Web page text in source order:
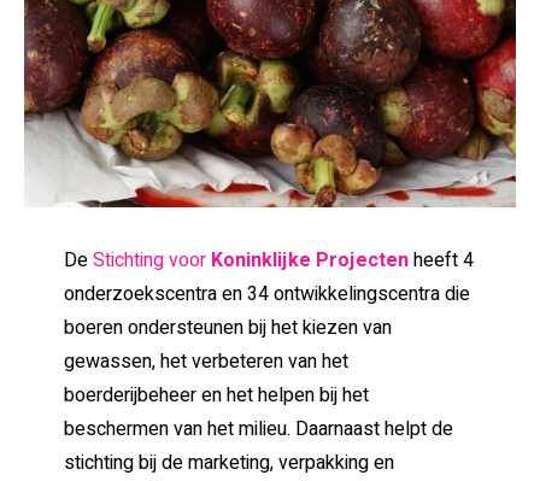
DeStichting voor Koninklijke Projectenheeft 4
onderzoekscentra en 34 ontwikkelingscentra die
boeren ondersteunen bij het kiezen van
gewassen, het verbeteren van het
boerderijbeheer en het helpen bij het
beschermen van het milieu. Daarnaast helpt de
stichting bij de marketing, verpakking en